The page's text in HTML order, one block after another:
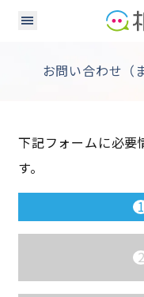
お問い合わせ（
下記フォームに必要
す。